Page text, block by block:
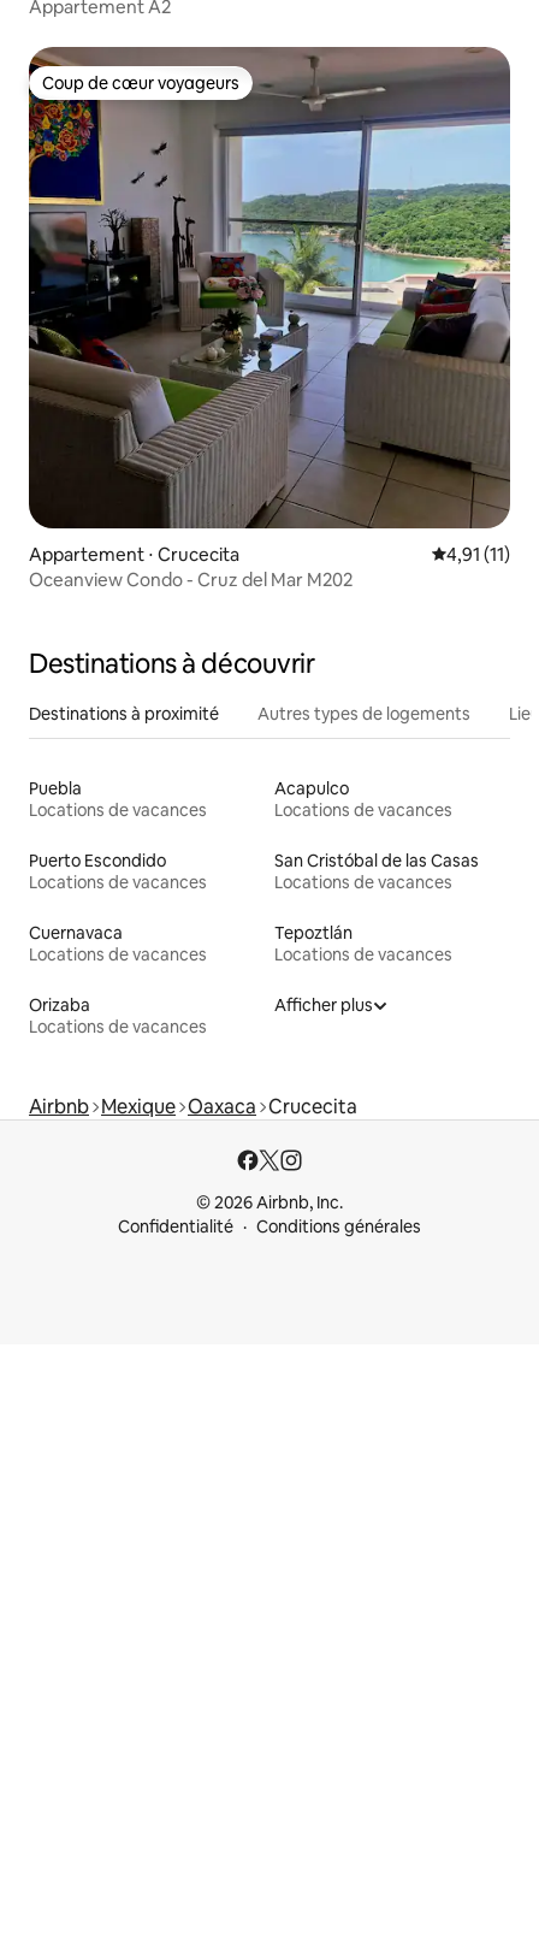
Appartement A2
Coup de cœur voyageurs
Coup de cœur voyageurs
Appartement ⋅ Crucecita Évaluation
4,91 (11)
Oceanview Condo - Cruz del Mar M202
Destinations à découvrir
Destinations à proximité Autres types de logements
Puebla
Locations de vacances
Acapulco
Locations de vacances
Puerto Escondido
Locations de vacances
San Cristóbal de las Casas
Locations de vacances
Cuernavaca
Locations de vacances
Tepoztlán
Locations de vacances
Orizaba
Locations de vacances
Afficher plus
Airbnb Mexique Oaxaca Crucecita
© 2026 Airbnb, Inc.
Confidentialité
Conditions générales